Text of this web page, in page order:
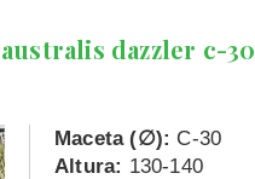
australis dazzler c-30
Maceta (∅): C-30
Altura: 130-140